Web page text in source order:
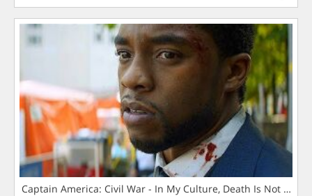
Captain America: Civil War - In My Culture, Death Is Not The